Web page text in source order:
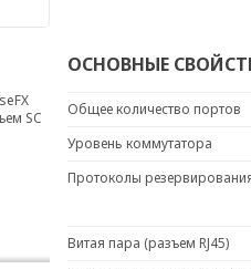
SC
ОСНОВНЫЕ
Общее количество портов
Уровень коммутатора
Протоколы
Витая пара (разъем RJ45)